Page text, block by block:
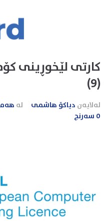
كارتی لێخوڕینی
(9)
لەلایەن دیاکۆ هاشمی لە
0 سەرنج